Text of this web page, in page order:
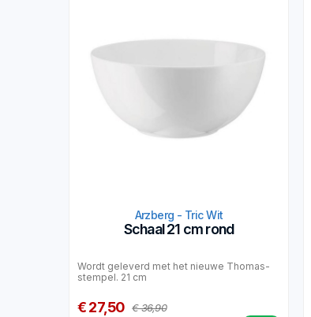
Arzberg - Tric Wit
Schaal 21 cm rond
Wordt geleverd met het nieuwe Thomas-
stempel. 21 cm
€ 27,50 € 36,90